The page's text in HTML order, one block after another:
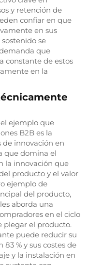
y retención de
confiar en que
en sus
se
que
constante de estos
en la
el ejemplo que
B2B es la
de innovación en
que domina el
la innovación que
producto y el valor
ejemplo de
del producto,
aborda una
en el ciclo
plegar el producto.
puede reducir su
% y sus costes de
y la instalación en